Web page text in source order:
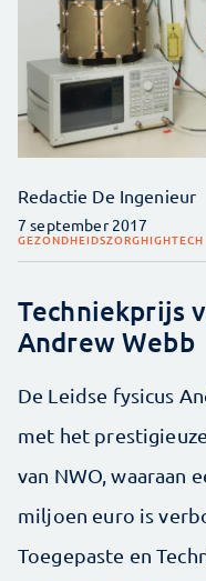
Redactie De Ingenieur
7 september 2017
GEZONDHEIDSZORGHIGHTECH
Techniekprijs
Andrew Webb
De Leidse fysicus
met het
van NWO, waaraan
miljoen euro is
Toegepaste en